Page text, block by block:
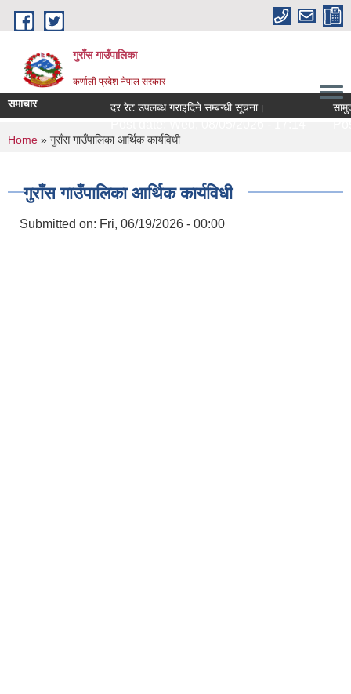
Skip to main content
गुराँस गाउँपालिका
कर्णाली प्रदेश नेपाल सरकार
समाचार दर रेट उपलब्ध गराइदिने सम्बन्धी सूचना।
You are here
Home » गुराँस गाउँपालिका आर्थिक कार्यविधी
गुराँस गाउँपालिका आर्थिक कार्यविधी
Submitted on: Fri, 06/19/2026 - 00:00